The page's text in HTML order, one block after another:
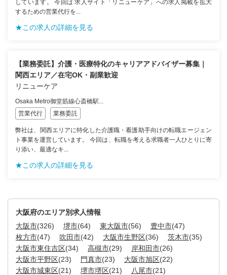
しています。 今回は 求人サイト「リニューケア」への求人掲載を拡大
するための営業代行を...
★この求人の詳細を見る
【業務委託】介護・医療特化のキャリアアドバイザー募集｜
関西エリア／在宅OK・副業歓迎
リニューケア
Osaka Metro御堂筋線心斎橋駅...
営業代行
業務委託
弊社は、関西エリアに特化した介護職・看護助手向けの転職エージェン
ト事業を運営しています。 今回は、転職を考える求職者一人ひとりに寄
り添い、最適なキ...
★この求人の詳細を見る
大阪府のエリア別求人情報
大阪市(326) 堺市(64) 東大阪市(56) 豊中市(47)
枚方市(47) 吹田市(42) 大阪市生野区(36) 茨木市(35)
大阪市東住吉区(34) 高槻市(29) 岸和田市(26)
大阪市平野区(23) 門真市(23) 大阪市旭区(22)
大阪市城東区(21) 堺市堺区(21) 八尾市(21)